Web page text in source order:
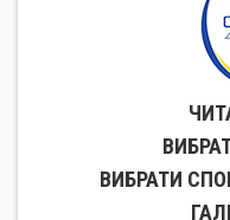
ВИБРАТИ